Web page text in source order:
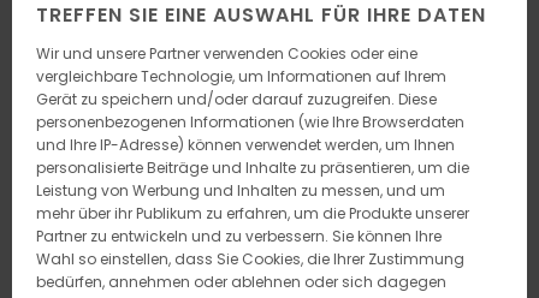
TREFFEN SIE EINE AUSWAHL FÜR IHRE DATEN
Wir und unsere Partner verwenden Cookies oder eine
vergleichbare Technologie, um Informationen auf Ihrem
Gerät zu speichern und/oder darauf zuzugreifen. Diese
personenbezogenen Informationen (wie Ihre Browserdaten
und Ihre IP-Adresse) können verwendet werden, um Ihnen
personalisierte Beiträge und Inhalte zu präsentieren, um die
Leistung von Werbung und Inhalten zu messen, und um
mehr über ihr Publikum zu erfahren, um die Produkte unserer
Partner zu entwickeln und zu verbessern. Sie können Ihre
Wahl so einstellen, dass Sie Cookies, die Ihrer Zustimmung
bedürfen, annehmen oder ablehnen oder sich dagegen